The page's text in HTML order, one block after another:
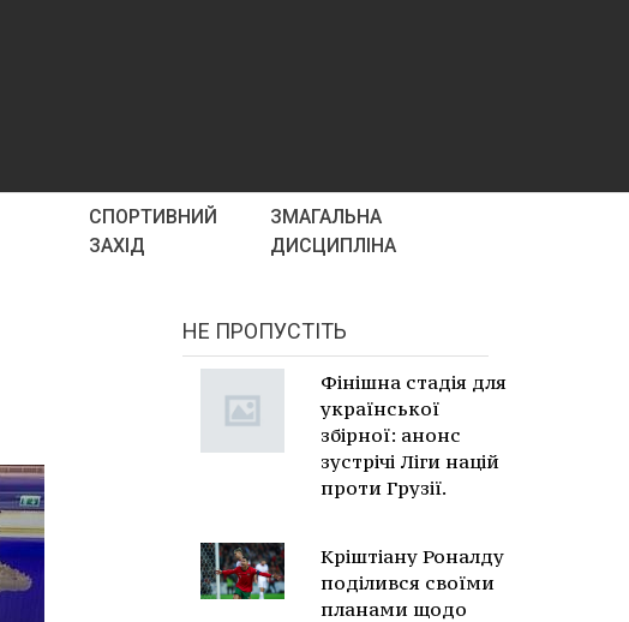
СПОРТИВНИЙ
ЗАХІД
ЗМАГАЛЬНА
ДИСЦИПЛІНА
НЕ ПРОПУСТІТЬ
Фінішна стадія для
української
збірної: анонс
зустрічі Ліги націй
проти Грузії.
Кріштіану Роналду
поділився своїми
планами щодо